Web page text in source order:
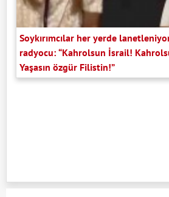
Soykırımcılar her yerde
radyocu: “Kahrolsun İsrail!
Yaşasın özgür Filistin!”